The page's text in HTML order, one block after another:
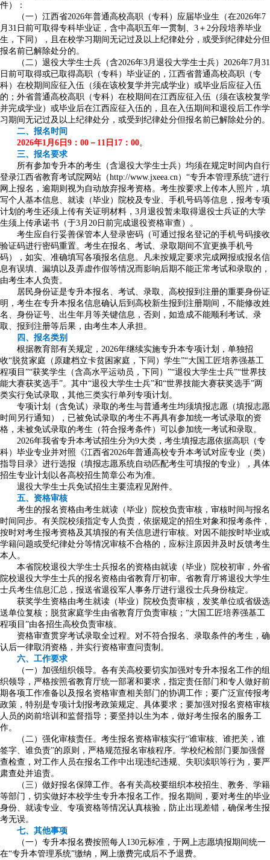
件）：
（一）江西省2026年普通高校高职（专科）应届毕业生（在2026年7
月31日前可取得专科毕业证，含中高职五年一贯制、3＋2分段培养毕业
生，下同），且在校学习期间无记过及以上纪律处分，或受到纪律处分但
报名前已解除处分的。
（二）退役大学生士兵（含2026年3月退役大学生士兵）2026年7月31
日前可取得或已取得高职（专科）毕业证的，江西省普通高校高职（专
科）在校期间应征入伍（须在该校复学并完成学业）或毕业后应征入伍
的；外省普通高校高职（专科）在校期间在江西应征入伍（须在该校复学
并完成学业）或毕业后在江西应征入伍的，且在入伍期间和退役后工作学
习期间无记过及以上纪律处分，或受到纪律处分但报名前已解除处分的。
二、报名时间
2026年1月6日9：00－11日17：00。
三、报名要求
所有参加专升本的考生（含退役大学生士兵）均须在规定时间内自行
登录江西省教育考试院网站（http://www.jxeea.cn）“专升本管理系统”进行
网上报名，逾期则视为自动放弃报考资格。考生按要求上传本人照片，填
写个人基本信息、就读（毕业）院校及专业、手机号码等信息，报考专项
计划的考生还须上传有关证明材料，3月退役暂未取得退役士兵证的大学
生须上传承诺书（于3月20日前完成退役资格审查）。
考生应自行妥善保管本人登录密码（可通过报名登记的手机号码接收
验证码进行密码重置。考生在报名、考试、录取期间不宜更换手机号
码），如实、准确填写各项报名信息。凡未按规定要求完成网报或报名信
息有误填、漏填以及弄虚作假等情况而影响后期不能正常考试和录取的，
由考生本人负责。
居民身份证是专升本报名、考试、录取、高校报到注册的重要身份证
明，考生在专升本报名信息确认后到高校新生报到注册期间，不能修改姓
名、身份证号、出生年月等关键信息，否则，如造成不能顺利考试、录
取、报到注册等后果，由考生本人承担。
四、报名类别
根据教育部有关规定，2026年继续实施专升本专项计划，单独招
收“脱贫家庭（原建档立卡贫困家庭，下同）学生”“大国工匠培养强基工
程项目”“获奖学生（含高水平运动员，下同）”“退役大学生士兵”“世界技
能大赛获奖选手”。其中“退役大学生士兵”和“世界技能大赛获奖选手”两
类实行免试录取，其他三类实行单列专项计划。
专项计划（含免试）录取的考生与普通考生均须填报志愿（填报志愿
时间另行通知），已被免试录取的考生不再具有参加统一考试录取的资
格，未被免试录取的考生（符合报考条件）可以参加统一考试和录取。
2026年我省专升本考试招生分为9大类，考生填报志愿依据高职（专
科）毕业专业并对照《江西省2026年普通高校专升本考试对应专业（类）
指导目录》进行选报（填报志愿系统自动匹配考生可填报的专业），具体
招生专业计划以各高校招生简章公布为准。
退役大学生士兵免试招生主要流程见附件。
五、资格审核
考生的报名资格由考生就读（毕业）院校负责审核，审核时间与报名
时间同步。有关院校须指定专人负责，依据规定的招生对象和报考条件，
按时对考生报考资格及其填报的有关信息进行审核。对因不能按时毕业或
学籍问题或受纪律处分等情况审核不合格的，应标注原因并及时反馈考生
本人。
本省院校退役大学生士兵报名的资格由就读（毕业）院校初审，外省
院校退役大学生士兵的报名资格由省教育厅初审。省教育厅将退役大学生
士兵考生信息汇总，报送省退役军人事务厅进行退役士兵身份核定。
获奖学生资格由考生就读（毕业）院校负责审核，发奖单位或省级选
送单位复核；脱贫家庭学生由省教育厅负责审核；“大国工匠培养强基工
程项目”由各招生高校负责审核。
资格审查贯穿考试录取全过程。对不符合报名、录取条件的考生，确
认后一律取消资格，并实行资格审查问责制。
六、工作要求
（一）加强组织领导。各有关高校要切实加强对专升本报名工作的组
织领导，严格按照省教育厅统一部署和要求，指定责任部门和专人做好前
期各项工作准备以及报名资格审查相关部门的协调工作；要广泛宣传报考
政策，特别是专项计划报考政策规定、具体要求；要加强对报名资格审核
人员的岗前培训和监督指导；要坚持以生为本，做好考生报名的服务工
作。
（二）强化审核责任。考生报名资格审核实行“谁审核、谁把关，谁
签字、谁负责”的原则，严格规范报名审核程序。学校纪检部门要加强督
查检查，对工作人员在报名工作中出现违纪违规、失职渎职等行为，要严
肃查处并追责。
（三）做好报名保障工作。各有关高校要组织本校招生、教务、学籍
等部门，切实做好本校学生专升本报名工作。报名期间，要对考生的毕业
身份、就读专业、专项资格等情况认真核验，防止出现差错，确保考生报
考无误。
七、其他事项
（一）专升本报名费按照每人130元标准，于网上志愿填报期间统一
在“专升本管理系统”缴纳，网上缴费完成后不予退费。